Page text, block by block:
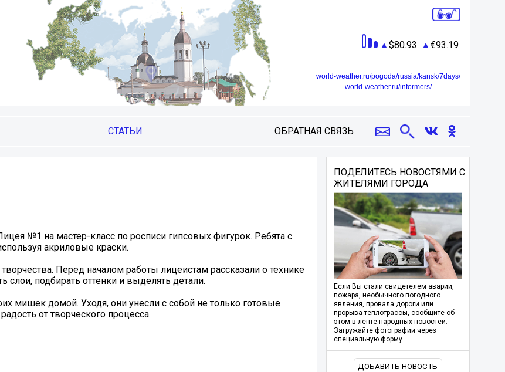
80.93 93.19
world-weather.ru/pogoda/russia/kansk/7days/
world-weather.ru/informers/
СТАТЬИ ОБРАТНАЯ СВЯЗЬ
№1 на мастер-класс по росписи гипсовых фигурок. Ребята с
акриловые краски.
Перед началом работы лицеистам рассказали о технике
подбирать оттенки и выделять детали.
мишек домой. Уходя, они унесли с собой не только готовые
от творческого процесса.
ПОДЕЛИТЕСЬ НОВОСТЯМИ С
ЖИТЕЛЯМИ ГОРОДА
Если Вы стали свидетелем аварии,
пожара, необычного погодного
явления, провала дороги или
прорыва теплотрассы, сообщите об
этом в ленте народных новостей.
Загружайте фотографии через
специальную форму.
ДОБАВИТЬ НОВОСТЬ